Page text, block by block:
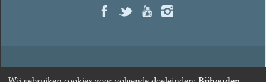
© 2026Oud-minister en ere-volksvertegenwoordiger Koen